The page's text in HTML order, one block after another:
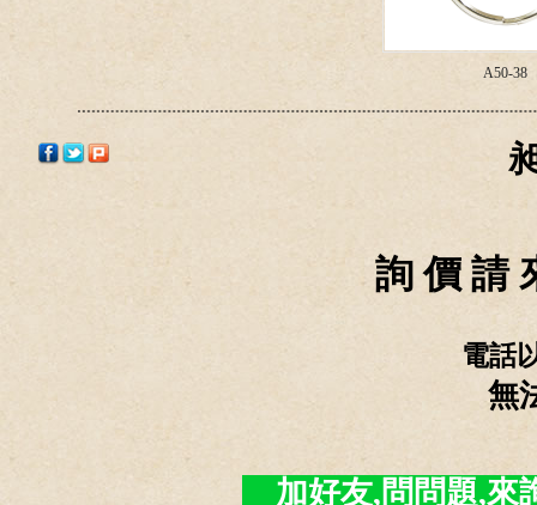
A50-38
詢 價 請
電話
無
加好友,問問題,來